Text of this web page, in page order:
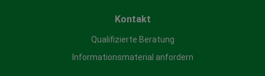
Kontakt
Qualifizierte Beratung
Informationsmaterial anfordern